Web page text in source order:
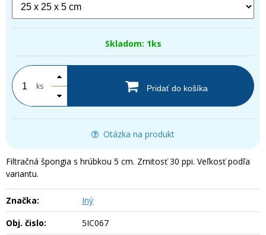
Skladom: 1ks
ks Pridať do košíka
Otázka na produkt
Filtračná špongia s hrúbkou 5 cm. Zrnitosť 30 ppi. Veľkosť podľa
variantu.
Značka:
Iný
Obj. čislo:
5IC067